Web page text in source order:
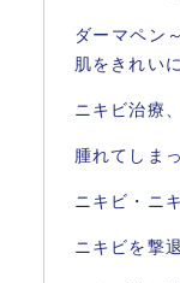
ダーマペン
肌をきれい
ニキビ治療
腫れてしま
ニキビ・ニ
ニキビを撃